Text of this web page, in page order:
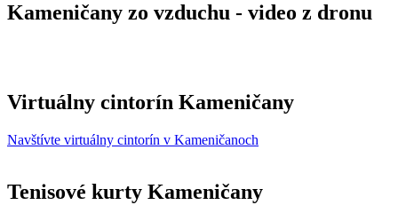
Kameničany zo vzduchu - video z dronu
Virtuálny cintorín Kameničany
Navštívte virtuálny cintorín v Kameničanoch
Tenisové kurty Kameničany